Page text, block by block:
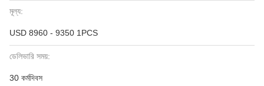
মূল্য:
USD 8960 - 9350 1PCS
ডেলিভারি সময়:
30 কর্মদিবস